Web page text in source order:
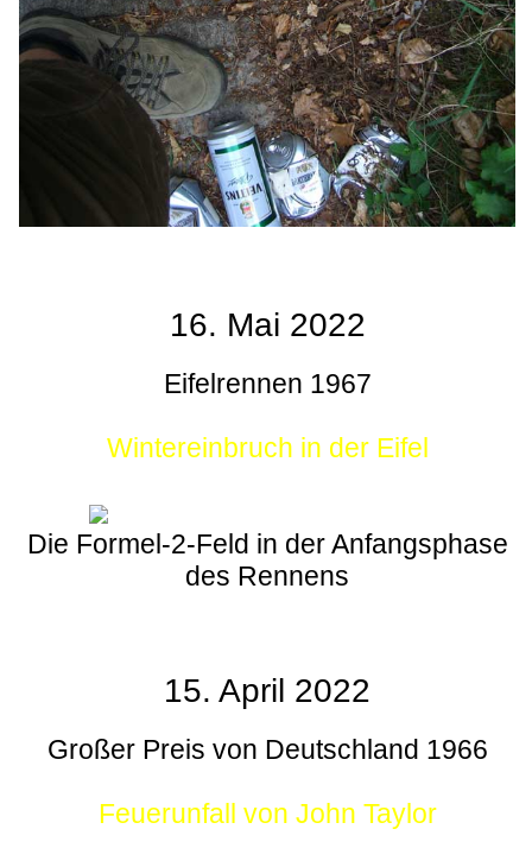
16. Mai 2022
Eifelrennen 1967
Wintereinbruch in der Eifel
Die Formel-2-Feld in der Anfangsphase
des Rennens
15. April 2022
Großer Preis von Deutschland 1966
Feuerunfall von John Taylor